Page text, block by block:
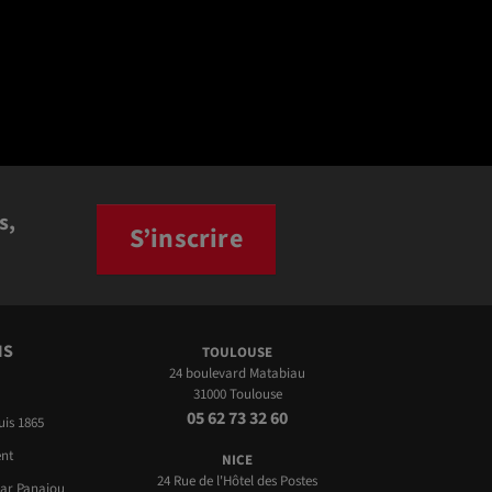
S’inscrire
1865
TOULOUSE
24 boulevard Matabiau
31000 Toulouse
05 62 73 32 60
NICE
24 Rue de l'Hôtel des Postes